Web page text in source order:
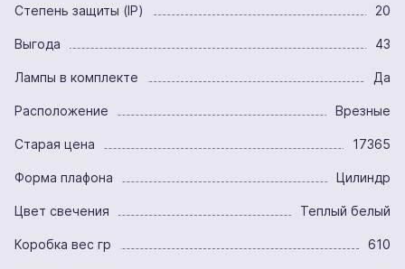
Степень защиты (IP) 20
Выгода 43
Лампы в комплекте Да
Расположение Врезные
Старая цена 17365
Форма плафона Цилиндр
Цвет свечения Теплый белый
Коробка вес гр 610